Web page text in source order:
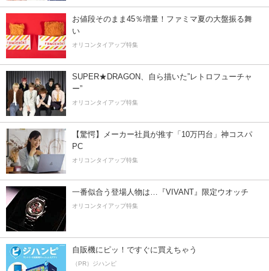
お値段そのまま45％増量！ファミマ夏の大盤振る舞
い
オリコンタイアップ特集
SUPER★DRAGON、自ら描いた”レトロフューチャ
ー”
オリコンタイアップ特集
【驚愕】メーカー社員が推す「10万円台」神コスパ
PC
オリコンタイアップ特集
一番似合う登場人物は…『VIVANT』限定ウオッチ
オリコンタイアップ特集
自販機にピッ！ですぐに買えちゃう
（PR）ジハンピ